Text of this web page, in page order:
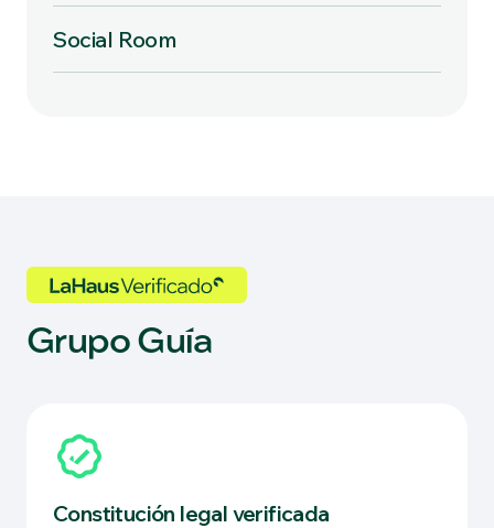
Social Room
Grupo Guía
Constitución legal verificada